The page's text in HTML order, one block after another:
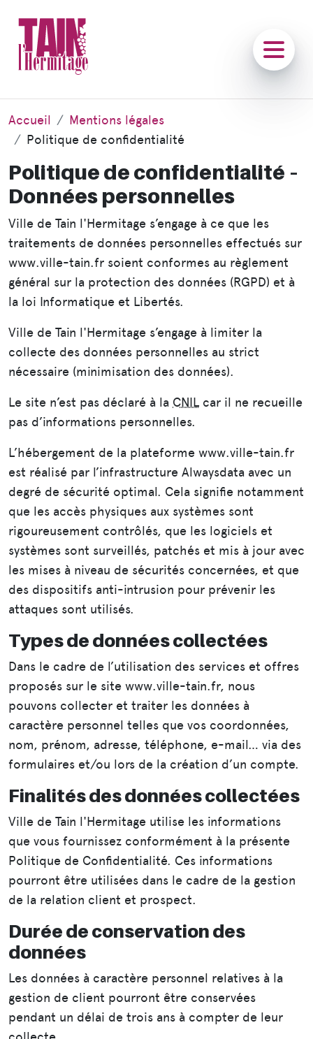
Accueil
Mentions légales
Politique de confidentialité
Politique de confidentialité –
Données personnelles
Ville de Tain l'Hermitage s’engage à ce que les
traitements de données personnelles effectués sur
www.ville-tain.fr soient conformes au règlement
général sur la protection des données (RGPD) et à
la loi Informatique et Libertés.
Ville de Tain l'Hermitage s’engage à limiter la
collecte des données personnelles au strict
nécessaire (minimisation des données).
Le site n’est pas déclaré à la CNIL car il ne recueille
pas d’informations personnelles.
L’hébergement de la plateforme www.ville-tain.fr
est réalisé par l’infrastructure Alwaysdata avec un
degré de sécurité optimal. Cela signifie notamment
que les accès physiques aux systèmes sont
rigoureusement contrôlés, que les logiciels et
systèmes sont surveillés, patchés et mis à jour avec
les mises à niveau de sécurités concernées, et que
des dispositifs anti-intrusion pour prévenir les
attaques sont utilisés.
Types de données collectées
Dans le cadre de l’utilisation des services et offres
proposés sur le site www.ville-tain.fr, nous
pouvons collecter et traiter les données à
caractère personnel telles que vos coordonnées,
nom, prénom, adresse, téléphone, e-mail… via des
formulaires et/ou lors de la création d’un compte.
Finalités des données collectées
Ville de Tain l'Hermitage utilise les informations
que vous fournissez conformément à la présente
Politique de Confidentialité. Ces informations
pourront être utilisées dans le cadre de la gestion
de la relation client et prospect.
Durée de conservation des
données
Les données à caractère personnel relatives à la
gestion de client pourront être conservées
pendant un délai de trois ans à compter de leur